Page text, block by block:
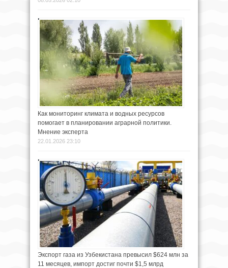
Как мониторинг климата и водных ресурсов
помогает в планировании аграрной политики.
Мнение эксперта
22.01.2026 23:10
Экспорт газа из Узбекистана превысил $624 млн за
11 месяцев, импорт достиг почти $1,5 млрд